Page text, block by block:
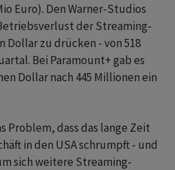
Euro). Den Warner-Studios
der Streaming-
Dollar zu drücken - von 518
Bei Paramount+ gab es
Dollar nach 445 Millionen ein
Problem, dass das lange Zeit
in den USA schrumpft - und
sich weitere Streaming-